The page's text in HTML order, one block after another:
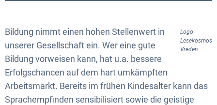
„Lesekosmos
Vreden“
Logo
Lesekosmos
Vreden
Bildung nimmt einen hohen Stellenwert in
unserer Gesellschaft ein. Wer eine gute
Bildung vorweisen kann, hat u.a. bessere
Erfolgschancen auf dem hart umkämpften
Arbeitsmarkt. Bereits im frühen Kindesalter kann das
Sprachempfinden sensibilisiert sowie die geistige